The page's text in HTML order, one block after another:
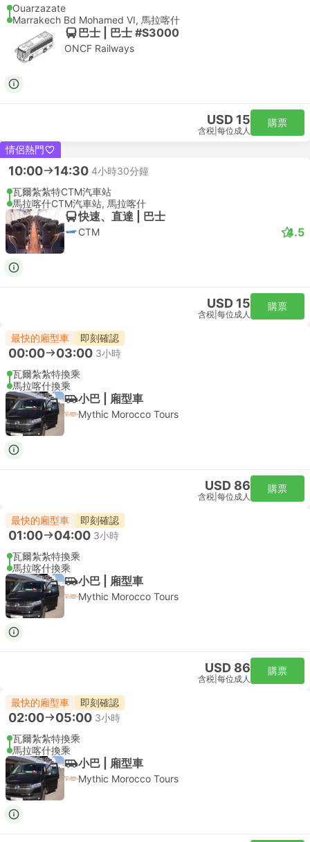
Ouarzazate
Marrakech Bd Mohamed VI, 馬拉喀什
巴士 | 巴士 #S3000
ONCF Railways
USD 15
含税 每位成人
購票
情侶熱門
10:00 14:30 4小時30分鐘
瓦爾紮紮特CTM汽車站
馬拉喀什CTM汽車站, 馬拉喀什
快速、直達 | 巴士
CTM 4.5
USD 15
含税 每位成人
購票
最快的廂型車 即刻確認
00:00 03:00 3小時
瓦爾紮紮特換乘
馬拉喀什換乘
小巴 | 廂型車
Mythic Morocco Tours
USD 86
含税 每位成人
購票
最快的廂型車 即刻確認
01:00 04:00 3小時
瓦爾紮紮特換乘
馬拉喀什換乘
小巴 | 廂型車
Mythic Morocco Tours
USD 86
含税 每位成人
購票
最快的廂型車 即刻確認
02:00 05:00 3小時
瓦爾紮紮特換乘
馬拉喀什換乘
小巴 | 廂型車
Mythic Morocco Tours